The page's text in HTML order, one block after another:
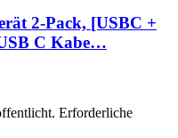
2-Pack, [USBC +
C Kabe…
Erforderliche